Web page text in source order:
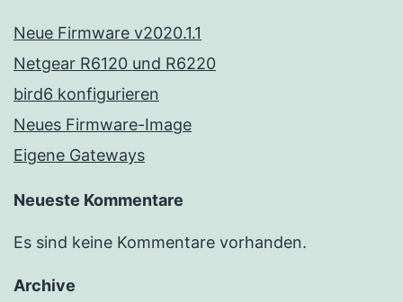
Neue Firmware v2020.1.1
Netgear R6120 und R6220
bird6 konfigurieren
Neues Firmware-Image
Eigene Gateways
Neueste Kommentare
Es sind keine Kommentare vorhanden.
Archive